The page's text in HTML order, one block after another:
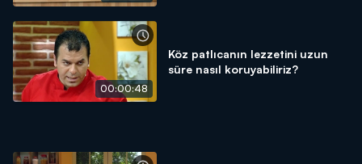
00:00:48
Köz patlıcanın lezzetini uzun
süre nasıl koruyabiliriz?